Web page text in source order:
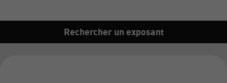
Rechercher un exposant